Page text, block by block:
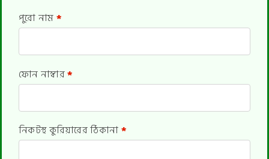
পুরো নাম*
ফোন নাম্বার*
নিকটস্থ কুরিয়ারের ঠিকানা*